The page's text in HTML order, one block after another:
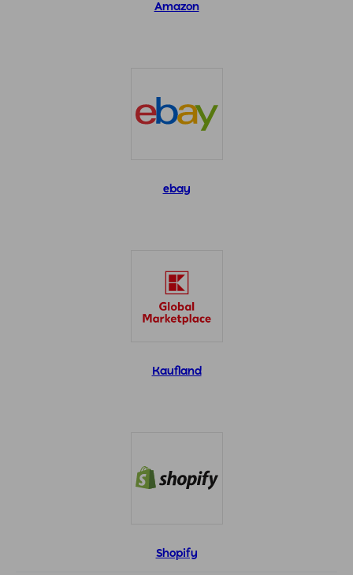
Amazon
ebay
Kaufland
Shopify